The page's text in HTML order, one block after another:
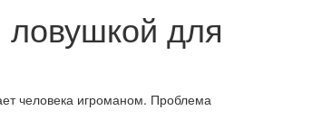
ловушкой для
человека игроманом. Проблема